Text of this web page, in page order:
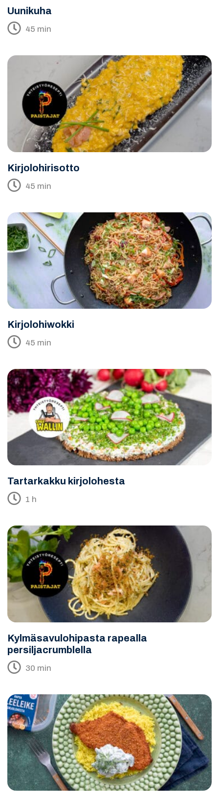
Uunikuha
45 min
Kirjolohirisotto
45 min
Kirjolohiwokki
45 min
Tartarkakku kirjolohesta
1 h
Kylmäsavulohipasta rapealla
persiljacrumblella
30 min